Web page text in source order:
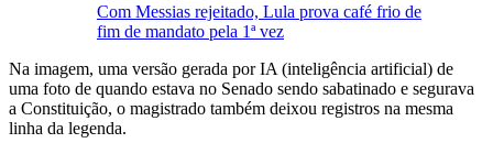
Com Messias rejeitado, Lula prova café frio de
fim de mandato pela 1ª vez
Na imagem, uma versão gerada por IA (inteligência artificial) de
uma foto de quando estava no Senado sendo sabatinado e segurava
a Constituição, o magistrado também deixou registros na mesma
linha da legenda.